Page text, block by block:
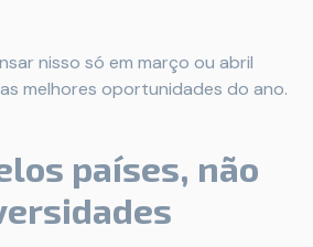
nisso só em março ou abril
melhores oportunidades do ano.
países, não